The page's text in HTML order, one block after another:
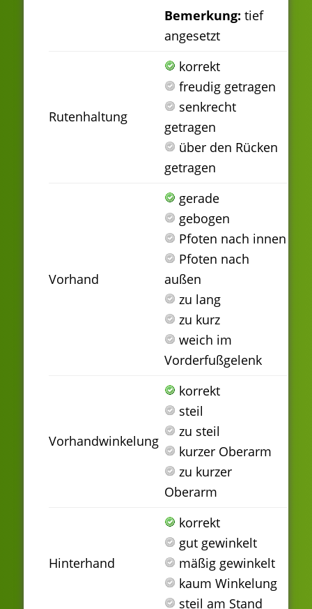
Bemerkung: tief
angesetzt
Rutenhaltung
korrekt
freudig getragen
senkrecht
getragen
über den Rücken
getragen
Vorhand
gerade
gebogen
Pfoten nach innen
Pfoten nach
außen
zu lang
zu kurz
weich im
Vorderfußgelenk
Vorhandwinkelung
korrekt
steil
zu steil
kurzer Oberarm
zu kurzer
Oberarm
Hinterhand
korrekt
gut gewinkelt
mäßig gewinkelt
kaum Winkelung
steil am Stand